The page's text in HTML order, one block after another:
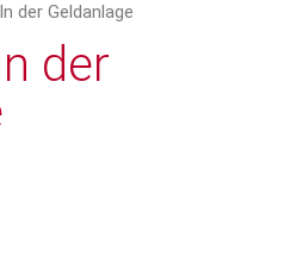
der Geldanlage
der